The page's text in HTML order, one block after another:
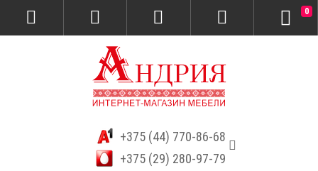
+375 (44) 770-86-68
+375 (29) 280-97-79
0